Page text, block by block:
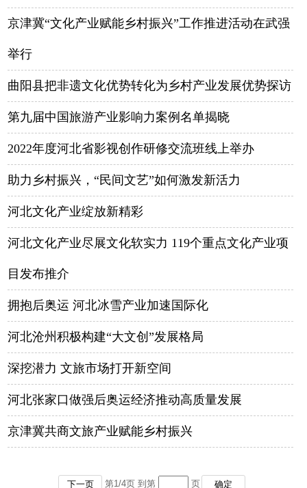
京津冀“文化产业赋能乡村振兴”工作推进活动在武强
举行
曲阳县把非遗文化优势转化为乡村产业发展优势探访
第九届中国旅游产业影响力案例名单揭晓
2022年度河北省影视创作研修交流班线上举办
助力乡村振兴，“民间文艺”如何激发新活力
河北文化产业绽放新精彩
河北文化产业尽展文化软实力 119个重点文化产业项
目发布推介
拥抱后奥运 河北冰雪产业加速国际化
河北沧州积极构建“大文创”发展格局
深挖潜力 文旅市场打开新空间
河北张家口做强后奥运经济推动高质量发展
京津冀共商文旅产业赋能乡村振兴
下一页 第1/4页 到第 页 确定